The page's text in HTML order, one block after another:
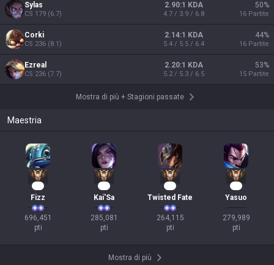
Sylas
CS 179 (6.7)
2.90:1 KDA
4.7 / 3.9 / 6.8
50%
16 Partite
Corki
CS 236 (8.1)
2.14:1 KDA
5.4 / 5.5 / 6.4
44%
16 Partite
Ezreal
CS 236 (7.7)
2.20:1 KDA
5.2 / 5.3 / 6.5
53%
15 Partite
Mostra di più + Stagioni passate
Maestria
Fizz
696,451
pti
Kai'Sa
285,081
pti
Twisted Fate
264,115
pti
Yasuo
279,989
pti
Mostra di più